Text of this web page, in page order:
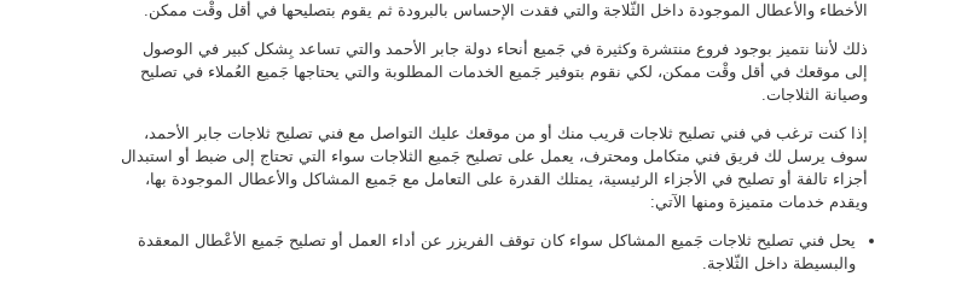
الأخطاء والأعطال الموجودة داخل الثّلاجة والتي فقدت الإحساس بالبرودة ثم يقوم بتصليحها في أقل وقْت ممكن.
ذلك لأننا نتميز بوجود فروع منتشرة وكثيرة في جَميع أنحاء دولة جابر الأحمد والتي تساعد بِشكل كبير في الوصول
إلى موقعك في أقل وقْت ممكن، لكي نقوم بتوفير جَميع الخدمات المطلوبة والتي يحتاجها جَميع العُملاء في تصليح
وصيانة الثلاجات.
إذا كنت ترغب في فني تصليح ثلاجات قريب منك أو من موقعك عليك التواصل مع فني تصليح ثلاجات جابر الأحمد،
سوف يرسل لك فريق فني متكامل ومحترف، يعمل على تصليح جَميع الثلاجات سواء التي تحتاج إلى ضبط أو استبدال
أجزاء تالفة أو تصليح في الأجزاء الرئيسية، يمتلك القدرة على التعامل مع جَميع المشاكل والأعطال الموجودة بها،
ويقدم خدمات متميزة ومنها الآتي:
يحل فني تصليح ثلاجات جَميع المشاكل سواء كان توقف الفريزر عن أداء العمل أو تصليح جَميع الأعْطال المعقدة
والبسيطة داخل الثّلاجة.